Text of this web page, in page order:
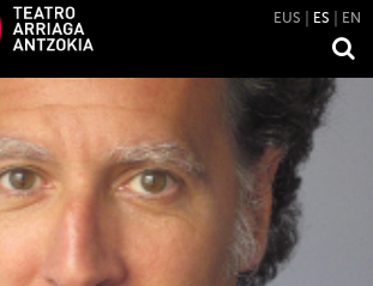
EUS ES EN